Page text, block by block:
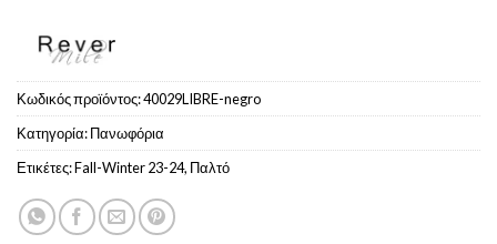
Κωδικός προϊόντος:40029LIBRE-negro
Κατηγορία:Πανωφόρια
Ετικέτες:Fall-Winter 23-24, Παλτό